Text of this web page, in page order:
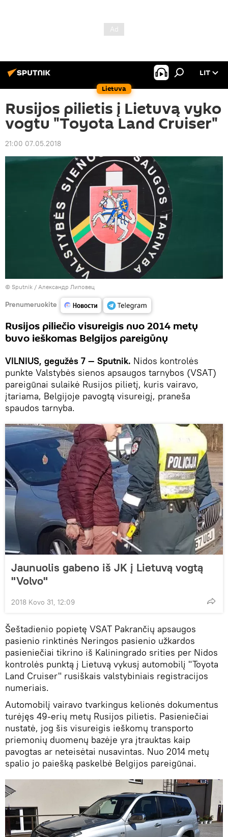
Lietuva
LIT
Rusijos pilietis į Lietuvą vyko
vogtu "Toyota Land Cruiser"
21:00 07.05.2018
© Sputnik / Александр Липовец
Prenumeruokite
Rusijos piliečio visureigis nuo 2014 metų
buvo ieškomas Belgijos pareigūnų
VILNIUS, gegužės 7 — Sputnik. Nidos kontrolės
punkte Valstybės sienos apsaugos tarnybos (VSAT)
pareigūnai sulaikė Rusijos pilietį, kuris vairavo,
įtariama, Belgijoje pavogtą visureigį, praneša
spaudos tarnyba.
Jaunuolis gabeno iš JK į Lietuvą vogtą
"Volvo"
2018 Kovo 31, 12:09
Šeštadienio popietę VSAT Pakrančių apsaugos
pasienio rinktinės Neringos pasienio užkardos
pasieniečiai tikrino iš Kaliningrado srities per Nidos
kontrolės punktą į Lietuvą vykusį automobilį "Toyota
Land Cruiser" rusiškais valstybiniais registracijos
numeriais.
Automobilį vairavo tvarkingus kelionės dokumentus
turėjęs 49-erių metų Rusijos pilietis. Pasieniečiai
nustatė, jog šis visureigis ieškomų transporto
priemonių duomenų bazėje yra įtrauktas kaip
pavogtas ar neteisėtai nusavintas. Nuo 2014 metų
spalio jo paiešką paskelbė Belgijos pareigūnai.